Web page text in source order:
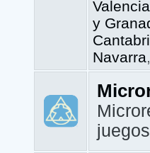
Valencia
y
Navarra